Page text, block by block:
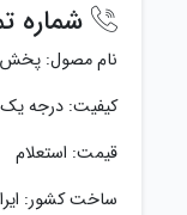
شماره
نام مصول:
کیفیت: درجه یک
قیمت: استعلام
ساخت کشور: